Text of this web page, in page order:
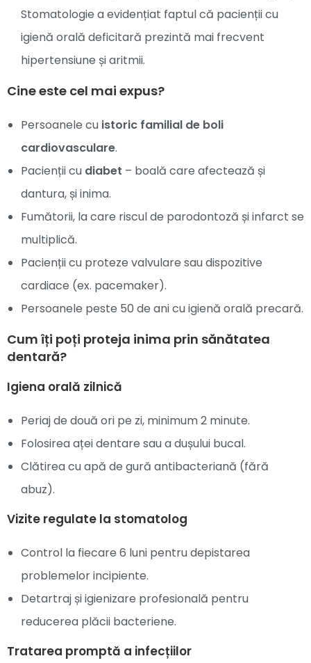
Stomatologie a evidențiat faptul că pacienții cu
igienă orală deficitară prezintă mai frecvent
hipertensiune și aritmii.
Cine este cel mai expus?
Persoanele cu istoric familial de boli
cardiovasculare.
Pacienții cu diabet – boală care afectează și
dantura, și inima.
Fumătorii, la care riscul de parodontoză și infarct se
multiplică.
Pacienții cu proteze valvulare sau dispozitive
cardiace (ex. pacemaker).
Persoanele peste 50 de ani cu igienă orală precară.
Cum îți poți proteja inima prin sănătatea
dentară?
Igiena orală zilnică
Periaj de două ori pe zi, minimum 2 minute.
Folosirea aței dentare sau a dușului bucal.
Clătirea cu apă de gură antibacteriană (fără
abuz).
Vizite regulate la stomatolog
Control la fiecare 6 luni pentru depistarea
problemelor incipiente.
Detartraj și igienizare profesională pentru
reducerea plăcii bacteriene.
Tratarea promptă a infecțiilor